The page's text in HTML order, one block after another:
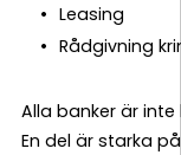
Leasing
Rådgivning
Alla banker är
En del är starka